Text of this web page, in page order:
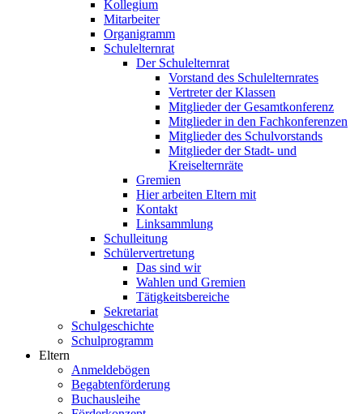
Kollegium
Mitarbeiter
Organigramm
Schulelternrat
Der Schulelternrat
Vorstand des Schulelternrates
Vertreter der Klassen
Mitglieder der Gesamtkonferenz
Mitglieder in den Fachkonferenzen
Mitglieder des Schulvorstands
Mitglieder der Stadt- und
Kreiselternräte
Gremien
Hier arbeiten Eltern mit
Kontakt
Linksammlung
Schulleitung
Schülervertretung
Das sind wir
Wahlen und Gremien
Tätigkeitsbereiche
Sekretariat
Schulgeschichte
Schulprogramm
Eltern
Anmeldebögen
Begabtenförderung
Buchausleihe